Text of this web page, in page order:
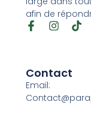
afin de
Contact
Email: